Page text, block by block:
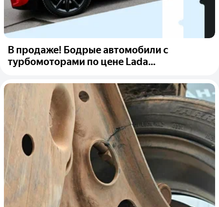
В продаже! Бодрые автомобили с
турбомоторами по цене Lada...